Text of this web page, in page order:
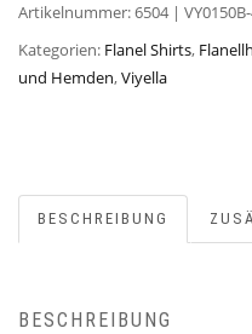
Artikelnummer:6504 |
Kategorien: Flanel Shirts,
und Hemden,Viyella
BESCHREIBUNG
BESCHREIBUNG